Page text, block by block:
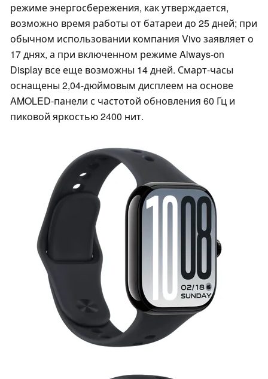
режиме энергосбережения, как утверждается,
возможно время работы от батареи до 25 дней; при
обычном использовании компания Vivo заявляет о
17 днях, а при включенном режиме Always-on
Display все еще возможны 14 дней. Смарт-часы
оснащены 2,04-дюймовым дисплеем на основе
AMOLED-панели с частотой обновления 60 Гц и
пиковой яркостью 2400 нит.